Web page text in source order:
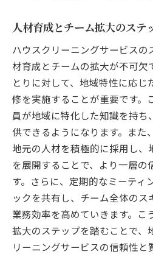
リピーター向けの特別
改善
地域特性を活かしたクリ
大戦略
地元市場の需要分析
地域特性を反映した
ターゲット層の拡大
地域特有の課題への
グリーンクリーニン
地域ブランドとのコ
ハウスクリーニングで住
の秘訣
人材育成とチーム拡大のステ
ハウスクリーニングサービスの
材育成とチームの拡大が不可欠
とりに対して、地域特性に応じ
修を実施することが重要です。
員が地域に特化した知識を持
供できるようになります。また
地元の人材を積極的に採用し、
を展開することで、より一層の
す。さらに、定期的なミーティ
ックを共有し、チーム全体のス
業務効率を高めていきます。こ
拡大のステップを踏むことで、
リーニングサービスの信頼性